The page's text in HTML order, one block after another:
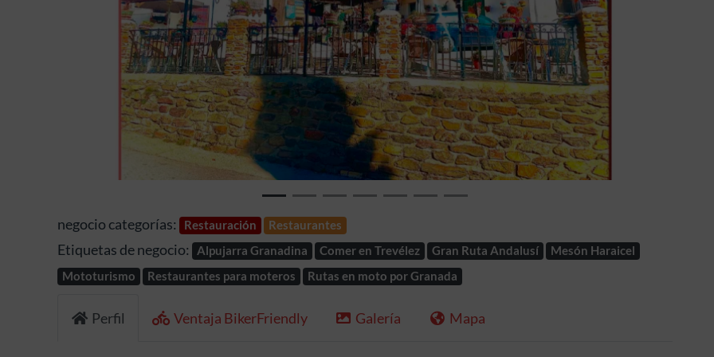
Anterior
negocio categorías: Restauración Restaurantes
Etiquetas de negocio: Alpujarra Granadina Comer en Trevélez Gran Ruta Andalusí
Mesón Haraicel
Mototurismo
Restaurantes para moteros Rutas en moto por Granada
Perfil Ventaja BikerFriendly Galería Mapa